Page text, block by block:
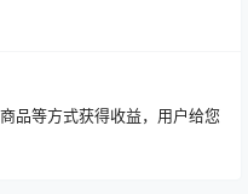
品等方式获得收益，用户给您